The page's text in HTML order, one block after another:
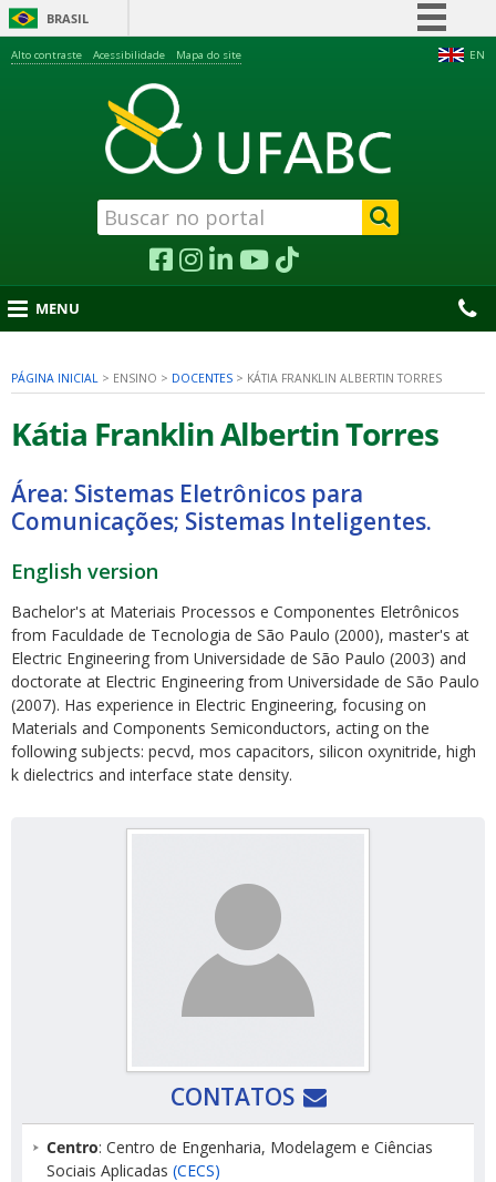
BRASIL
Acesso à informação
Legislação
Canais
EN
Alto contraste Acessibilidade Mapa do site
MENU
PÁGINA INICIAL > ENSINO > DOCENTES > KÁTIA FRANKLIN ALBERTIN TORRES
Kátia Franklin Albertin Torres
Área: Sistemas Eletrônicos para
Comunicações; Sistemas Inteligentes.
English version
Bachelor's at Materiais Processos e Componentes Eletrônicos
from Faculdade de Tecnologia de São Paulo (2000), master's at
Electric Engineering from Universidade de São Paulo (2003) and
doctorate at Electric Engineering from Universidade de São Paulo
(2007). Has experience in Electric Engineering, focusing on
Materials and Components Semiconductors, acting on the
following subjects: pecvd, mos capacitors, silicon oxynitride, high
k dielectrics and interface state density.
CONTATOS
Centro: Centro de Engenharia, Modelagem e Ciências
Sociais Aplicadas (CECS)